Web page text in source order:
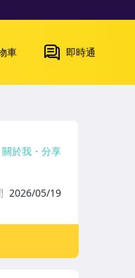
車 即時通
關於我 分享
2026/05/19